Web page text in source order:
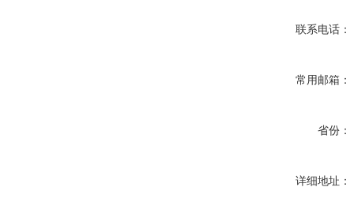
联系电话：
常用邮箱：
省份：
详细地址：